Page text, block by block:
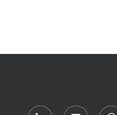
linkedin youtube